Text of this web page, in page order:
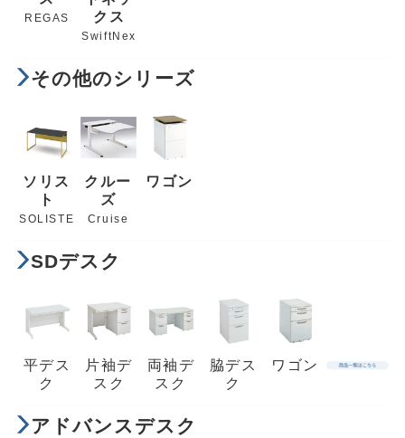
REGAS
クス
SwiftNex
その他のシリーズ
ソリス
ト
SOLISTE
クルー
ズ
Cruise
ワゴン
SDデスク
平デス
ク
片袖デ
スク
両袖デ
スク
脇デス
ク
ワゴン
アドバンスデスク